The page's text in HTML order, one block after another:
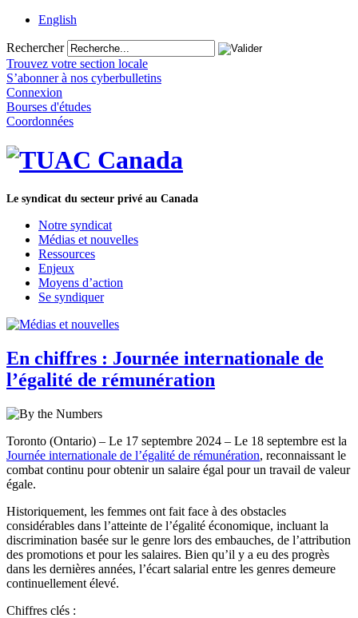
English
Rechercher
Trouvez votre section locale
S’abonner à nos cyberbulletins
Connexion
Bourses d'études
Coordonnées
Le syndicat du secteur privé au Canada
Notre syndicat
Médias et nouvelles
Ressources
Enjeux
Moyens d’action
Se syndiquer
En chiffres : Journée internationale de
l’égalité de rémunération
Toronto (Ontario) – Le 17 septembre 2024 – Le 18 septembre est la
Journée internationale de l’égalité de rémunération, reconnaissant le
combat continu pour obtenir un salaire égal pour un travail de valeur
égale.
Historiquement, les femmes ont fait face à des obstacles
considérables dans l’atteinte de l’égalité économique, incluant la
discrimination basée sur le genre lors des embauches, de l’attribution
des promotions et pour les salaires. Bien qu’il y a eu des progrès
dans les dernières années, l’écart salarial entre les genres demeure
continuellement élevé.
Chiffres clés :